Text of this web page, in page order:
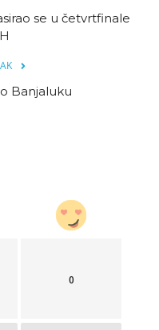
se u četvrtfinale
Banjaluku
0